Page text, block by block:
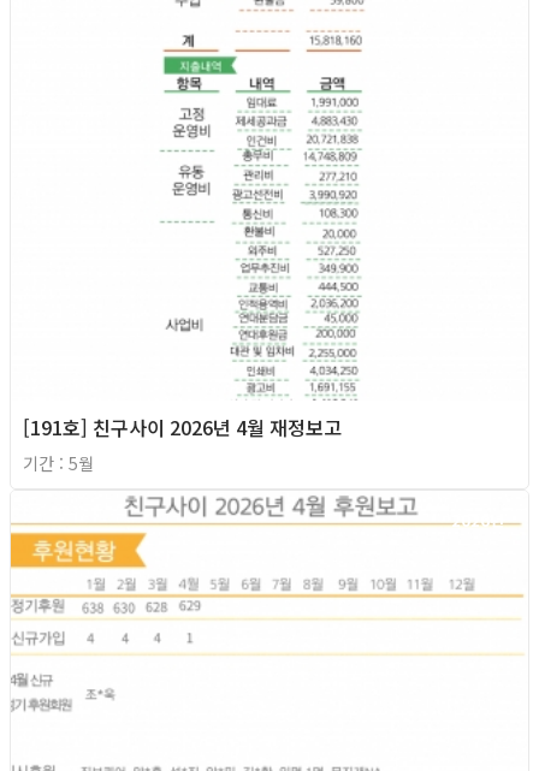
[191호] 친구사이 2026년 4월 재정보고
기간 : 5월
2026년